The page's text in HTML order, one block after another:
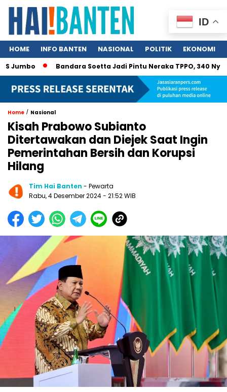
HOME INFO BANTEN NASIONAL POLITIK EKONOMI
Jumbo Bandara Soetta Jadi Pintu Neraka TPPO, 340
Home / Nasional
Kisah Prabowo Subianto
Ditertawakan dan Diejek Saat Ingin
Pemerintahan Bersih dan Korupsi
Hilang
Tim Hai Banten - Pewarta
Rabu, 4 Desember 2024 - 21:52 WIB
ID